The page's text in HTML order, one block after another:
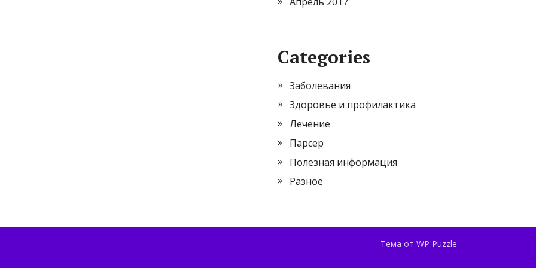
Categories
Заболевания
Здоровье и профилактика
Лечение
Парсер
Полезная информация
Разное
Тема от WP Puzzle